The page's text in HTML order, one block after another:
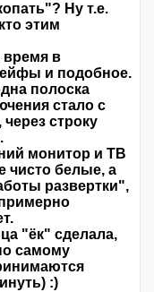
Ну т.е.
этим
время в
и подобное.
полоска
стало с
строку
монитор и ТВ
чисто белые, а
развертки",
"ёк" сделала,
самому
:)